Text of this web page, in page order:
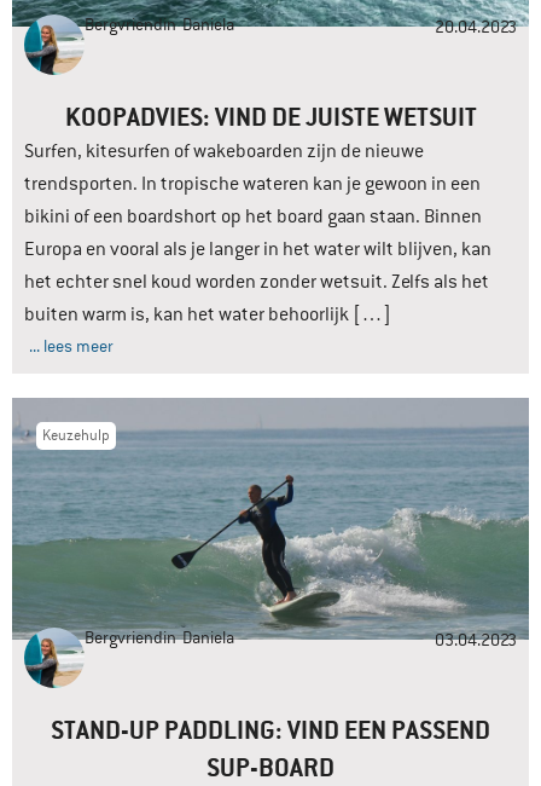
Bergvriendin Daniela 20.04.2023
KOOPADVIES: VIND DE JUISTE WETSUIT
Surfen, kitesurfen of wakeboarden zijn de nieuwe
trendsporten. In tropische wateren kan je gewoon in een
bikini of een boardshort op het board gaan staan. Binnen
Europa en vooral als je langer in het water wilt blijven, kan
het echter snel koud worden zonder wetsuit. Zelfs als het
buiten warm is, kan het water behoorlijk […]
... lees meer
Keuzehulp
Bergvriendin Daniela 03.04.2023
STAND-UP PADDLING: VIND EEN PASSEND
SUP-BOARD